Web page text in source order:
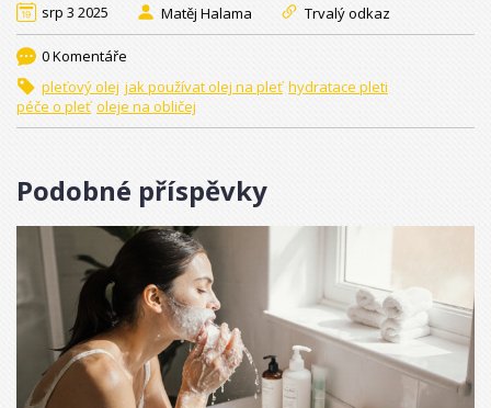
srp 3 2025 Matěj Halama Trvalý odkaz
0 Komentáře
pleťový olej jak používat olej na pleť hydratace pleti
péče o pleť oleje na obličej
Podobné příspěvky